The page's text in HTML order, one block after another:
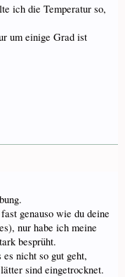
ich die Temperatur so,
um einige Grad ist
genauso wie du deine
nur habe ich meine
besprüht.
nicht so gut geht,
sind eingetrocknet.